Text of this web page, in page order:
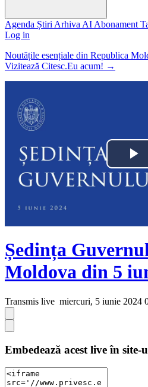
Agenda Știri Arhiva AI Abonament
Log in
Noutățile esențiale din Republica
Vizitează Citesc.Eu acum! →
Ședința
Moldova din 5
Transmis live miercuri, 5 iunie 2024
Embedează acest live în site-